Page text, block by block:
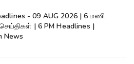
- 09 AUG 2026 | 6 மணி
| 6 PM Headlines |
News